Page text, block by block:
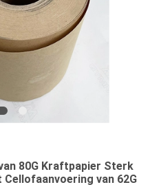
80G Kraftpapier Sterk
van 62G